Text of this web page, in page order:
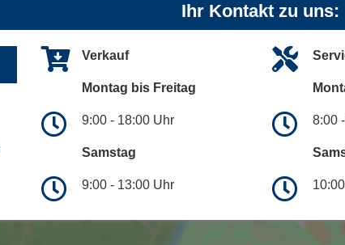
Ihr Kontakt zu uns:
Verkauf
Montag bis Freitag
9:00 - 18:00 Uhr
Samstag
9:00 - 13:00 Uhr
8:00